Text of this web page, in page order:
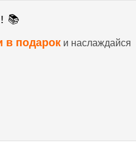
📚
в подарок и наслаждайся